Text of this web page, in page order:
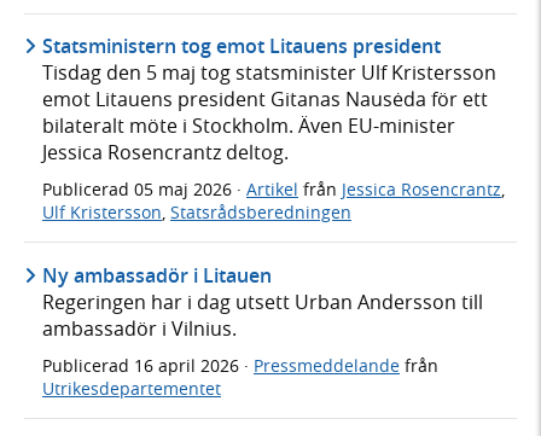
Statsministern tog emot Litauens president
Tisdag den 5 maj tog statsminister Ulf Kristersson
emot Litauens president Gitanas Nausėda för ett
bilateralt möte i Stockholm. Även EU-minister
Jessica Rosencrantz deltog.
Publicerad 05 maj 2026 · Artikel från Jessica Rosencrantz,
Ulf Kristersson, Statsrådsberedningen
Ny ambassadör i Litauen
Regeringen har i dag utsett Urban Andersson till
ambassadör i Vilnius.
Publicerad 16 april 2026 · Pressmeddelande från
Utrikesdepartementet